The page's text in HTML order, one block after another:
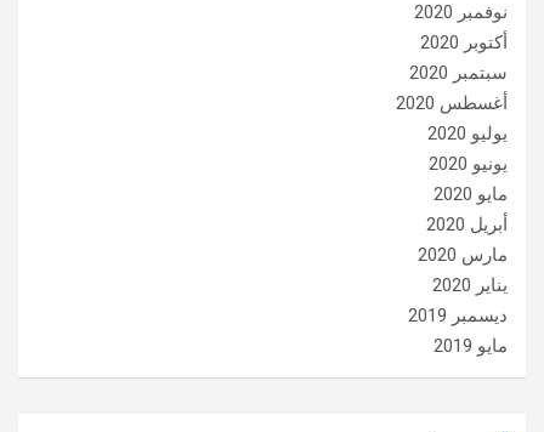
نوفمبر 2020
أكتوبر 2020
سبتمبر 2020
أغسطس 2020
يوليو 2020
يونيو 2020
مايو 2020
أبريل 2020
مارس 2020
يناير 2020
ديسمبر 2019
مايو 2019